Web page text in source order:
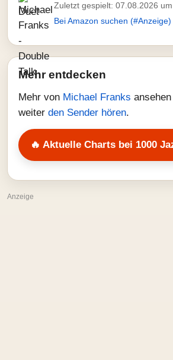
Zuletzt gespielt: 07.08.2026
Bei Amazon suchen (#Anzeige)
Mehr entdecken
Mehr von Michael Franks
weiter den Sender hören.
🔥 Aktuelle Charts bei 1000
Anzeige